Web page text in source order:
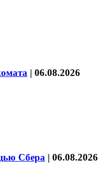
| 06.08.2026
Сбера | 06.08.2026